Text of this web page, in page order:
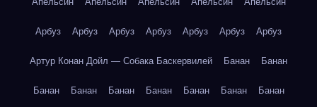
Арбуз Арбуз Арбуз Арбуз Арбуз Арбуз Арбуз
Артур Конан Дойл — Собака Баскервилей Банан Банан
Банан Банан Банан Банан Банан Банан Банан